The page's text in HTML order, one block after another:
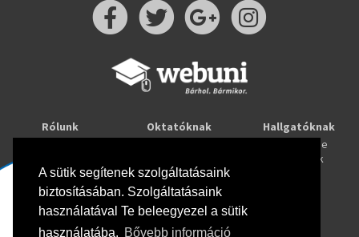
A sütik segítenek szolgáltatásaink
biztosításában. Szolgáltatásaink
használatával Te beleegyezel a sütik
használatába. Bővebb információ
Rólunk
Oktatóknak
Webuni Stúdió
Hallgatóknak
Tanulj online
Képzések
Info
Adatkezelési tájékoztató
ÁSZF